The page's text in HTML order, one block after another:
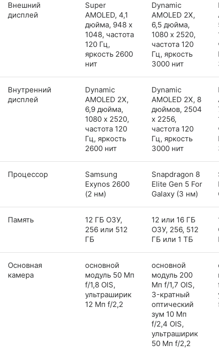
Внешний
дисплей
Super
AMOLED, 4,1
дюйма, 948 x
1048, частота
120 Гц,
яркость 2600
нит
Dynamic
AMOLED 2X,
6,5 дюйма,
1080 x 2520,
частота 120
Гц, яркость
3000 нит
Внутренний
дисплей
Dynamic
AMOLED 2X,
6,9 дюйма,
1080 x 2520,
частота 120
Гц, яркость
2600 нит
Dynamic
AMOLED 2X, 8
дюймов, 2504
x 2256,
частота 120
Гц, яркость
3000 нит
Процессор
Samsung
Exynos 2600
(2 нм)
Snapdragon 8
Elite Gen 5 For
Galaxy (3 нм)
Память
12 ГБ ОЗУ,
256 или 512
ГБ
12 или 16 ГБ
ОЗУ, 256, 512
ГБ или 1 ТБ
Основная
камера
основной
модуль 50 Мп
f/1,8 OIS,
ультраширик
12 Мп f/2,2
основной
модуль 200
Мп f/1,7 OIS,
3-кратный
оптический
зум 10 Мп
f/2,4 OIS,
ультраширик
50 Мп f/2,2